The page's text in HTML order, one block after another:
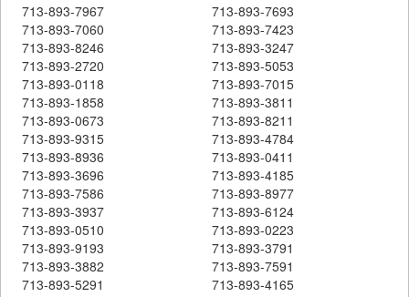
713-893-7967
713-893-7693
713-893-7060
713-893-7423
713-893-8246
713-893-3247
713-893-2720
713-893-5053
713-893-0118
713-893-7015
713-893-1858
713-893-3811
713-893-0673
713-893-8211
713-893-9315
713-893-4784
713-893-8936
713-893-0411
713-893-3696
713-893-4185
713-893-7586
713-893-8977
713-893-3937
713-893-6124
713-893-0510
713-893-0223
713-893-9193
713-893-3791
713-893-3882
713-893-7591
713-893-5291
713-893-4165